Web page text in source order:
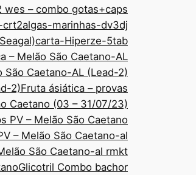
– combo gotas+caps
crt2algas-marinhas-dv3dj
carta-Hiperze-5tab
– Melão São Caetano-AL
São Caetano-AL (Lead-2)
2)Fruta ásiática – provas
Caetano (03 – 31/07/23)
PV – Melão São Caetano
– Melão São Caetano-al
São Caetano-al rmkt
Glicotril Combo bachor